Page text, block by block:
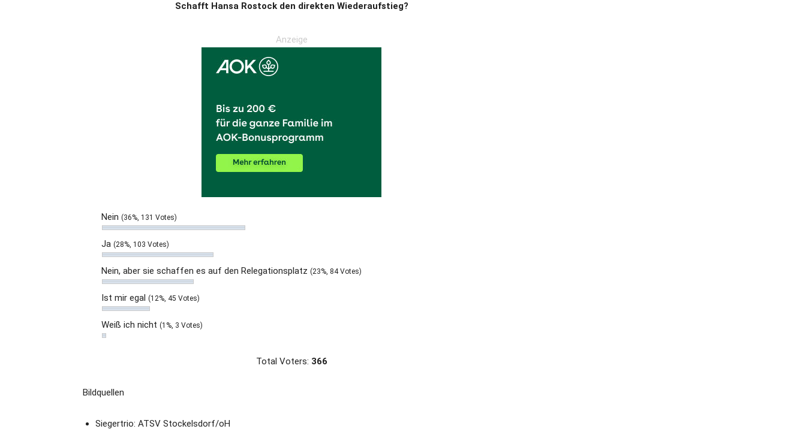
Schafft Hansa Rostock den direkten Wiederaufstieg?
Anzeige
Nein (36%, 131 Votes)
Ja (28%, 103 Votes)
Nein, aber sie schaffen es auf den Relegationsplatz (23%, 84 Votes)
Ist mir egal (12%, 45 Votes)
Weiß ich nicht (1%, 3 Votes)
Total Voters: 366
Bildquellen
Siegertrio: ATSV Stockelsdorf/oH